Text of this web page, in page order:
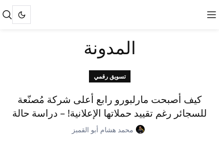
المدونة
تسويق رقمي
كيف أصبحت مارلبورو رابع أعلى شركة مُصنّعة
للسجائر رغم تقييد حملاتها الإعلانية! – دراسة حالة
محمد هشام أبو القمبز